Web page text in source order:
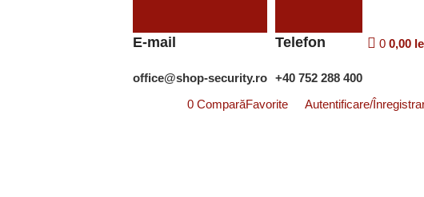
E-mail
office@shop-security.ro
Telefon
+40 752 288 400
0 0,00
0 ComparăFavorite
Autentificare/